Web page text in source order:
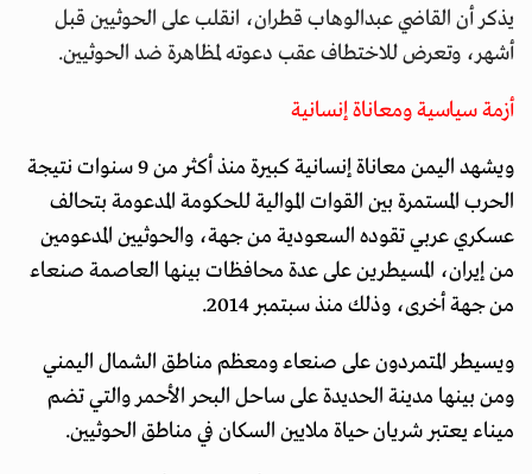
يذكر أن القاضي عبدالوهاب قطران، انقلب على الحوثيين قبل
أشهر، وتعرض للاختطاف عقب دعوته لمظاهرة ضد الحوثيين.
أزمة سياسية ومعاناة إنسانية
ويشهد اليمن معاناة إنسانية كبيرة منذ أكثر من 9 سنوات نتيجة
الحرب المستمرة بين القوات الموالية للحكومة المدعومة بتحالف
عسكري عربي تقوده السعودية من جهة، والحوثيين المدعومين
من إيران، المسيطرين على عدة محافظات بينها العاصمة صنعاء
من جهة أخرى، وذلك منذ سبتمبر 2014.
ويسيطر المتمردون على صنعاء ومعظم مناطق الشمال اليمني
ومن بينها مدينة الحديدة على ساحل البحر الأحمر والتي تضم
ميناء يعتبر شريان حياة ملايين السكان في مناطق الحوثيين.